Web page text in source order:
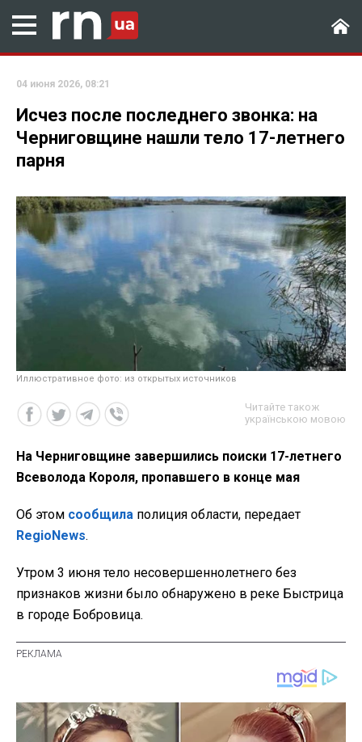
04 июня 2026, 08:21
Исчез после последнего звонка: на
Черниговщине нашли тело 17-летнего
парня
Иллюстративное фото: из открытых источников
Читайте також
українською мовою
На Черниговщине завершились поиски 17-летнего
Всеволода Короля, пропавшего в конце мая
Об этом сообщила полиция области, передает
RegioNews.
Утром 3 июня тело несовершеннолетнего без
признаков жизни было обнаружено в реке Быстрица
в городе Бобровица.